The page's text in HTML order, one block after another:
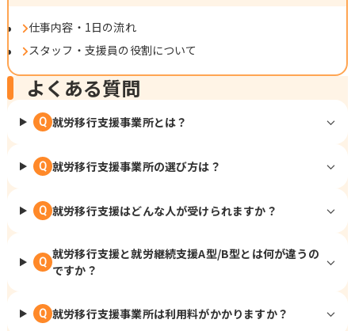
仕事内容・1日の流れ
スタッフ・支援員の役割について
よくある質問
Q 就労移行支援事業所とは？
Q 就労移行支援事業所の選び方は？
Q 就労移行支援はどんな人が受けられますか？
Q
就労移行支援と就労継続支援A型/B型とは何が違うの
ですか？
Q 就労移行支援事業所は利用料がかかりますか？